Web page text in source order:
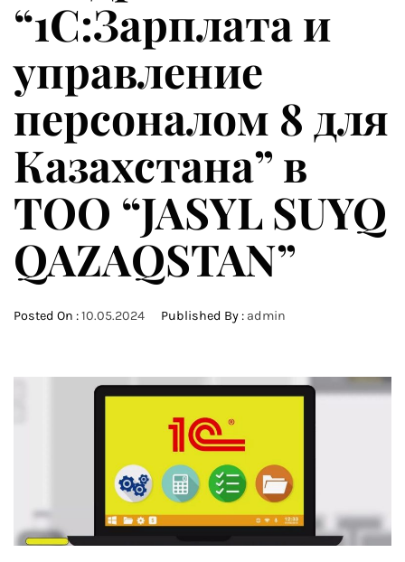
“1С:Зарплата и
управление
персоналом 8 для
Казахстана” в
ТОО “JASYL SUYQ
QAZAQSTAN”
Posted On :10.05.2024 Published By : admin